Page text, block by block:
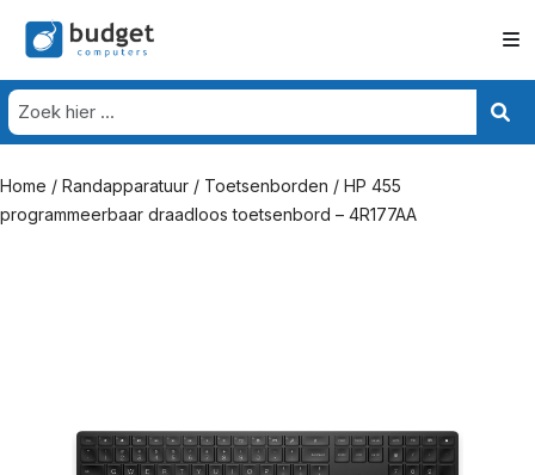
Home / Randapparatuur / Toetsenborden / HP 455
programmeerbaar draadloos toetsenbord – 4R177AA